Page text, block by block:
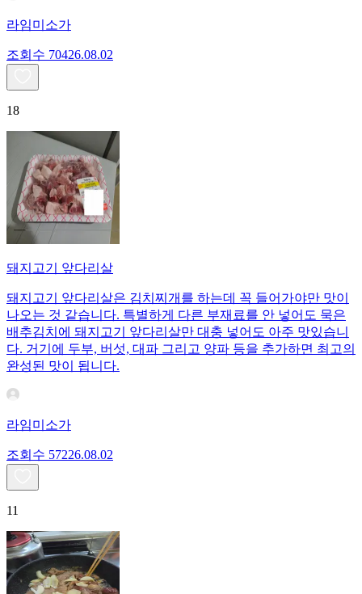
라임미소가
조회수 70426.08.02
18
돼지고기 앞다리살
돼지고기 앞다리살은 김치찌개를 하는데 꼭 들어가야만 맛이
나오는 것 같습니다. 특별하게 다른 부재료를 안 넣어도 묵은
배추김치에 돼지고기 앞다리살만 대충 넣어도 아주 맛있습니
다. 거기에 두부, 버섯, 대파 그리고 양파 등을 추가하면 최고의
완성된 맛이 됩니다.
라임미소가
조회수 57226.08.02
11